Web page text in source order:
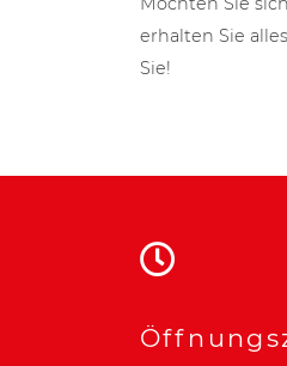
erhalten Sie
Sie!